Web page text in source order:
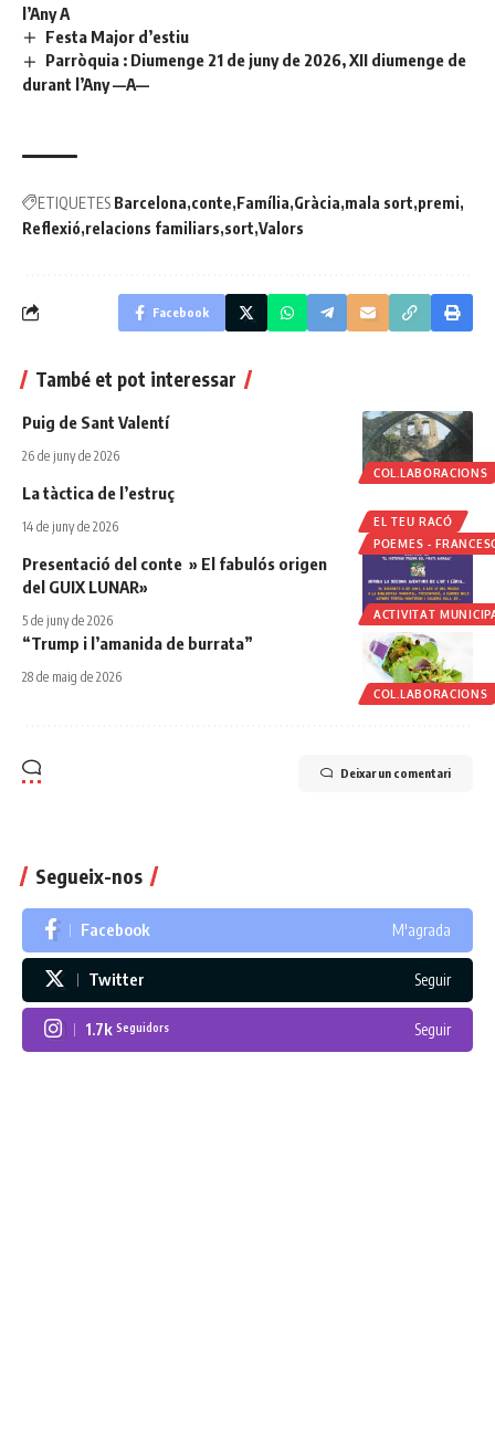
l’Any A
Festa Major d’estiu
Parròquia : Diumenge 21 de juny de 2026, XII diumenge de
durant l’Any —A—
ETIQUETES Barcelona conte Família Gràcia mala sort premi
Reflexió relacions familiars sort Valors
Facebook
També et pot interessar
COL.LABORACIONS
Puig de Sant Valentí
26 de juny de 2026
EL TEU RACÓ
POEMES -
La tàctica de l’estruç
14 de juny de 2026
ACTIVITAT
Presentació del conte » El fabulós origen
del GUIX LUNAR»
5 de juny de 2026
COL.LABORACIONS
“Trump i l’amanida de burrata”
28 de maig de 2026
Deixar un comentari
Segueix-nos
Facebook M'agrada
Twitter Seguir
1.7k Seguidors Seguir